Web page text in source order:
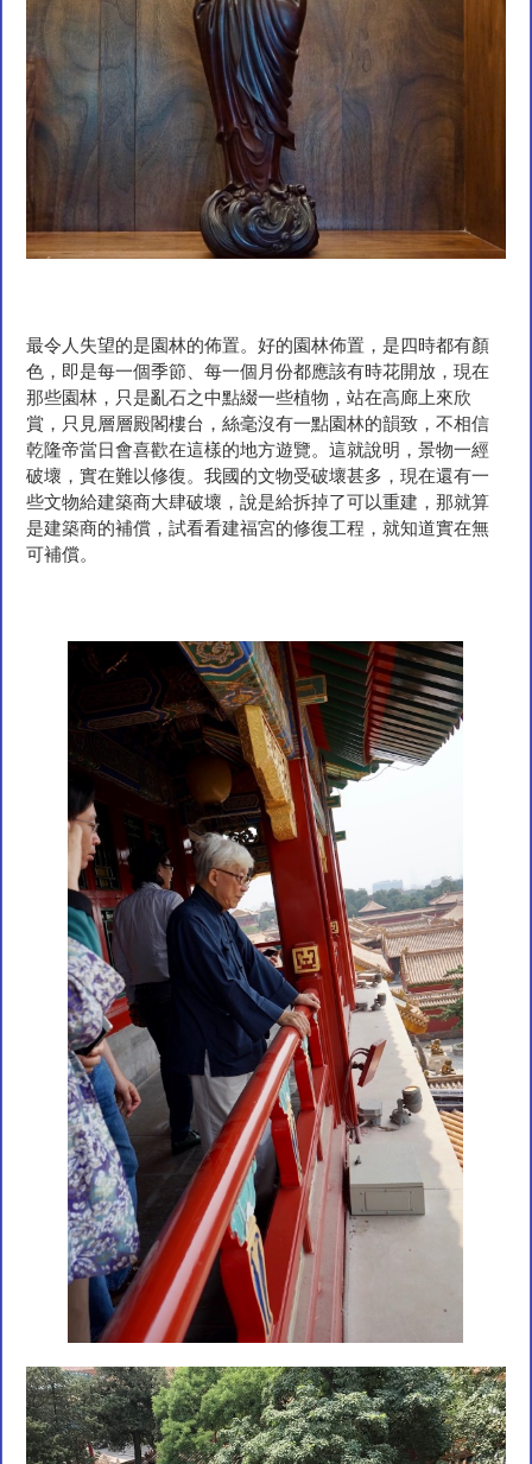
最令人失望的是園林的佈置。好的園林佈置，是四時都有顏
色，即是每一個季節、每一個月份都應該有時花開放，現在
那些園林，只是亂石之中點綴一些植物，站在高廊上來欣
賞，只見層層殿閣樓台，絲毫沒有一點園林的韻致，不相信
乾隆帝當日會喜歡在這樣的地方遊覽。這就說明，景物一經
破壞，實在難以修復。我國的文物受破壞甚多，現在還有一
些文物給建築商大肆破壞，說是給拆掉了可以重建，那就算
是建築商的補償，試看看建福宮的修復工程，就知道實在無
可補償。